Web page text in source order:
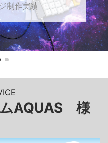
制作実績
ムAQUAS 様